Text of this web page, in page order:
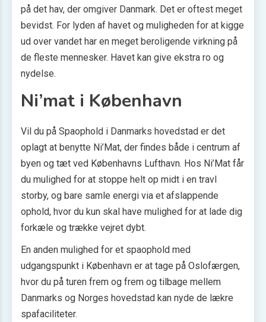
på det hav, der omgiver Danmark. Det er oftest meget
bevidst. For lyden af havet og muligheden for at kigge
ud over vandet har en meget beroligende virkning på
de fleste mennesker. Havet kan give ekstra ro og
nydelse.
Ni’mat i København
Vil du på Spaophold i Danmarks hovedstad er det
oplagt at benytte Ni’Mat, der findes både i centrum af
byen og tæt ved Københavns Lufthavn. Hos Ni’Mat får
du mulighed for at stoppe helt op midt i en travl
storby, og bare samle energi via et afslappende
ophold, hvor du kun skal have mulighed for at lade dig
forkæle og trække vejret dybt.
En anden mulighed for et spaophold med
udgangspunkt i København er at tage på Oslofærgen,
hvor du på turen frem og frem og tilbage mellem
Danmarks og Norges hovedstad kan nyde de lækre
spafaciliteter.